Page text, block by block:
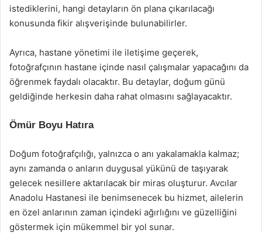
istediklerini, hangi detayların ön plana çıkarılacağı
konusunda fikir alışverişinde bulunabilirler.
Ayrıca, hastane yönetimi ile iletişime geçerek,
fotoğrafçının hastane içinde nasıl çalışmalar yapacağını da
öğrenmek faydalı olacaktır. Bu detaylar, doğum günü
geldiğinde herkesin daha rahat olmasını sağlayacaktır.
Ömür Boyu Hatıra
Doğum fotoğrafçılığı, yalnızca o anı yakalamakla kalmaz;
aynı zamanda o anların duygusal yükünü de taşıyarak
gelecek nesillere aktarılacak bir miras oluşturur. Avcılar
Anadolu Hastanesi ile benimsenecek bu hizmet, ailelerin
en özel anlarının zaman içindeki ağırlığını ve güzelliğini
göstermek için mükemmel bir yol sunar.